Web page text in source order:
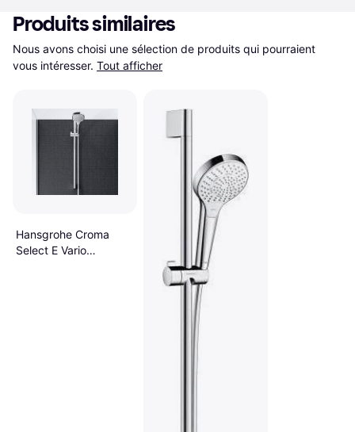
Produits similaires
Nous avons choisi une sélection de produits qui pourraient
vous intéresser. Tout afficher
Hansgrohe Croma
Select E Vario